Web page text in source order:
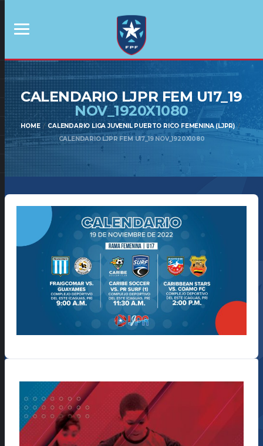
CALENDARIO LJPR FEM U17_19
NOV_1920X1080
HOME
CALENDARIO LIGA JUVENIL PUERTO RICO FEMENINA (LJPR)
CALENDARIO LJPR FEM U17_19 NOV_1920X1080